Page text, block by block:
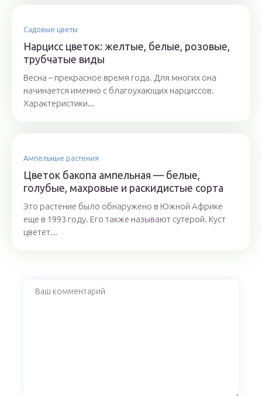
Садовые цветы
Нарцисс цветок: желтые, белые, розовые,
трубчатые виды
Весна – прекрасное время года. Для многих она
начинается именно с благоухающих нарциссов.
Характеристики...
Ампельные растения
Цветок бакопа ампельная — белые,
голубые, махровые и раскидистые сорта
Это растение было обнаружено в Южной Африке
еще в 1993 году. Его также называют сутерой. Куст
цветет...